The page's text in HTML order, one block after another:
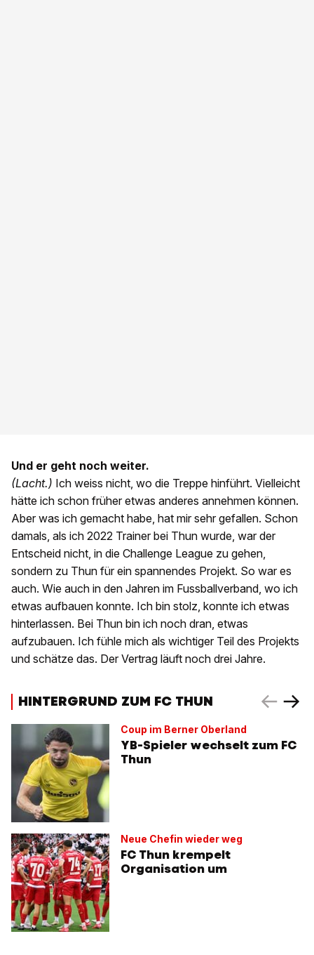
Und er geht noch weiter.
(Lacht.) Ich weiss nicht, wo die Treppe hinführt. Vielleicht
hätte ich schon früher etwas anderes annehmen können.
Aber was ich gemacht habe, hat mir sehr gefallen. Schon
damals, als ich 2022 Trainer bei Thun wurde, war der
Entscheid nicht, in die Challenge League zu gehen,
sondern zu Thun für ein spannendes Projekt. So war es
auch. Wie auch in den Jahren im Fussballverband, wo ich
etwas aufbauen konnte. Ich bin stolz, konnte ich etwas
hinterlassen. Bei Thun bin ich noch dran, etwas
aufzubauen. Ich fühle mich als wichtiger Teil des Projekts
und schätze das. Der Vertrag läuft noch drei Jahre.
HINTERGRUND ZUM FC THUN
Coup im Berner Oberland
YB-Spieler wechselt zum FC
Thun
Neue Chefin wieder weg
FC Thun krempelt
Organisation um